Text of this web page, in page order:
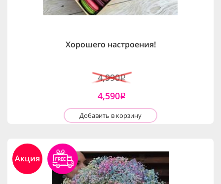
Хорошего настроения!
4,990i
4,590i
Добавить в корзину
Акция